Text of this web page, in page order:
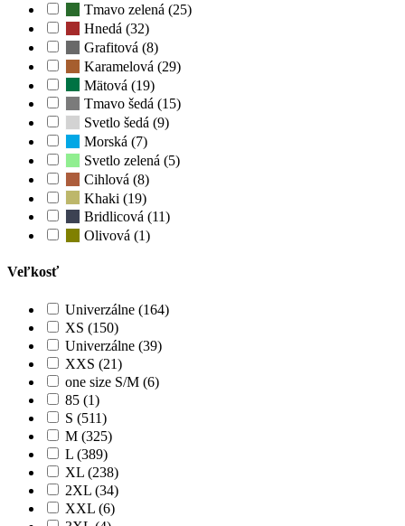
Tmavo zelená (25)
Hnedá (32)
Grafitová (8)
Karamelová (29)
Mätová (19)
Tmavo šedá (15)
Svetlo šedá (9)
Morská (7)
Svetlo zelená (5)
Cihlová (8)
Khaki (19)
Bridlicová (11)
Olivová (1)
Veľkosť
Univerzálne (164)
XS (150)
Univerzálne (39)
XXS (21)
one size S/M (6)
85 (1)
S (511)
M (325)
L (389)
XL (238)
2XL (34)
XXL (6)